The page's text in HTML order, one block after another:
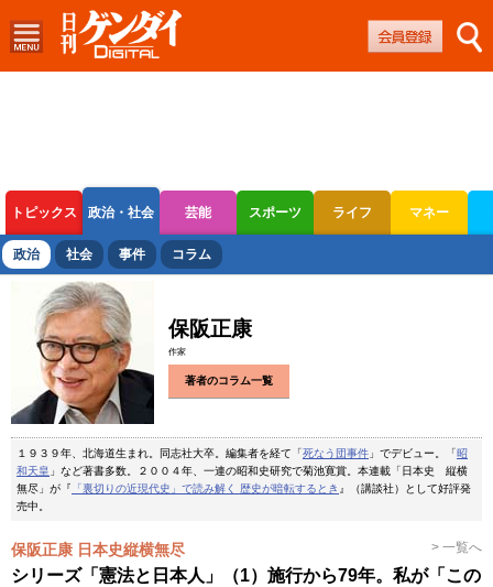
トピックス 政治・社会 芸能 スポーツ ライフ マネー
ボートレース 競輪 オートレース
政治 社会 事件 コラム
保阪正康
作家
著者のコラム一覧
１９３９年、北海道生まれ。同志社大卒。編集者を経て「死なう団事件 」でデビュー。「昭
和天皇 」など著書多数。２００４年、一連の昭和史研究で菊池寛賞。本連載「日本史 縦横
無尽」が『 「裏切りの近現代史」で読み解く 歴史が暗転するとき 』（講談社）として好評発
売中。
保阪正康 日本史縦横無尽 > 一覧へ
シリーズ「憲法と日本人」（1）施行から79年。私が「この